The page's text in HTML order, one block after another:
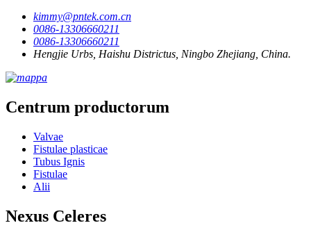
kimmy@pntek.com.cn
0086-13306660211
0086-13306660211
Hengjie Urbs, Haishu Districtus, Ningbo Zhejiang, China.
Centrum productorum
Valvae
Fistulae plasticae
Tubus Ignis
Fistulae
Alii
Nexus Celeres